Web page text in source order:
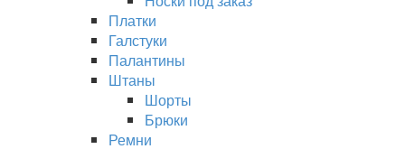
Платки
Галстуки
Палантины
Штаны
Шорты
Брюки
Ремни